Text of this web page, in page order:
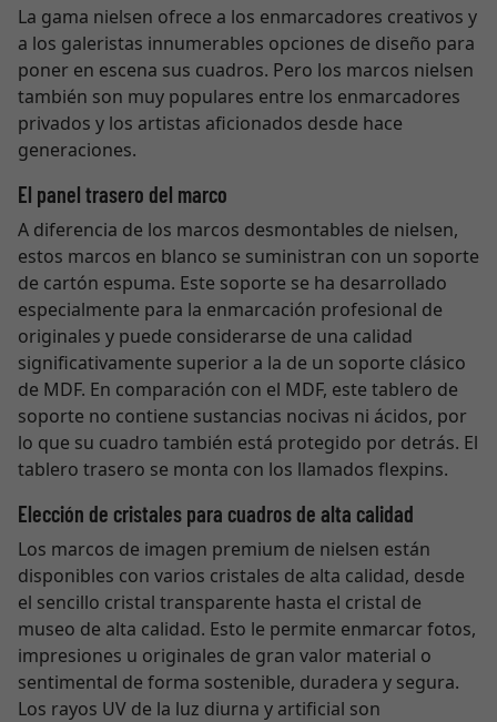
La gama nielsen ofrece a los enmarcadores creativos y
a los galeristas innumerables opciones de diseño para
poner en escena sus cuadros. Pero los marcos nielsen
también son muy populares entre los enmarcadores
privados y los artistas aficionados desde hace
generaciones.
El panel trasero del marco
A diferencia de los marcos desmontables de nielsen,
estos marcos en blanco se suministran con un soporte
de cartón espuma. Este soporte se ha desarrollado
especialmente para la enmarcación profesional de
originales y puede considerarse de una calidad
significativamente superior a la de un soporte clásico
de MDF. En comparación con el MDF, este tablero de
soporte no contiene sustancias nocivas ni ácidos, por
lo que su cuadro también está protegido por detrás. El
tablero trasero se monta con los llamados flexpins.
Elección de cristales para cuadros de alta calidad
Los marcos de imagen premium de nielsen están
disponibles con varios cristales de alta calidad, desde
el sencillo cristal transparente hasta el cristal de
museo de alta calidad. Esto le permite enmarcar fotos,
impresiones u originales de gran valor material o
sentimental de forma sostenible, duradera y segura.
Los rayos UV de la luz diurna y artificial son